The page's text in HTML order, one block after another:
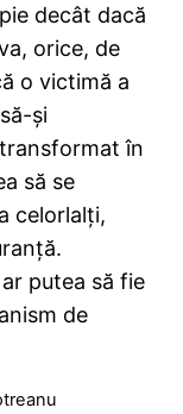
decât dacă
orice, de
o victimă a
și
în
să se
celorlalți,
putea să fie
de